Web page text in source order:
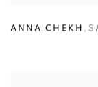
ANNA CHEKH ,